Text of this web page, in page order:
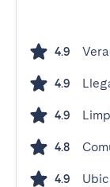
4.9
4.9
4.9
4.8
4.9